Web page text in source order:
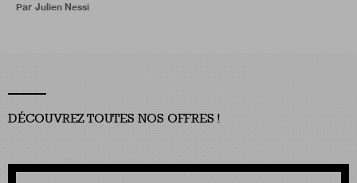
Par Julien Nessi
DÉCOUVREZ TOUTES NOS OFFRES !